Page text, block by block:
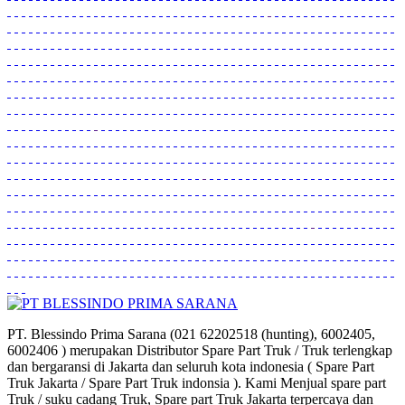
PT. Blessindo Prima Sarana (021 62202518 (hunting), 6002405,
6002406 ) merupakan Distributor Spare Part Truk / Truk terlengkap
dan bergaransi di Jakarta dan seluruh kota indonesia ( Spare Part
Truk Jakarta / Spare Part Truk indonsia ). Kami Menjual spare part
Truk / suku cadang Truk, Spare part Truk Jakarta terpercaya dan